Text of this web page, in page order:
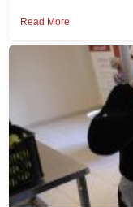
Read More